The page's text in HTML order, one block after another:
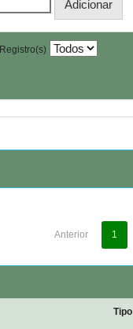
Registro(s)
Anterior 1
Tipo